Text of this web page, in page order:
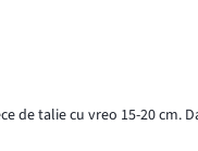
de talie cu vreo 15-20 cm.